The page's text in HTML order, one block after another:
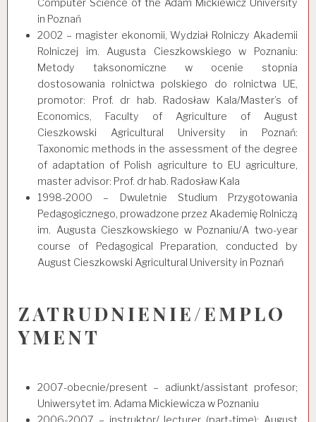
Computer Science of the Adam Mickiewicz University
in Poznań
2002 – magister ekonomii, Wydział Rolniczy Akademii
Rolniczej im. Augusta Cieszkowskiego w Poznaniu:
Metody taksonomiczne w ocenie stopnia
dostosowania rolnictwa polskiego do rolnictwa UE,
promotor: Prof. dr hab. Radosław Kala/Master’s of
Economics, Faculty of Agriculture of August
Cieszkowski Agricultural University in Poznań:
Taxonomic methods in the assessment of the degree
of adaptation of Polish agriculture to EU agriculture,
master advisor: Prof. dr hab. Radosław Kala
1998-2000 – Dwuletnie Studium Przygotowania
Pedagogicznego, prowadzone przez Akademię Rolniczą
im. Augusta Cieszkowskiego w Poznaniu/A two-year
course of Pedagogical Preparation, conducted by
August Cieszkowski Agricultural University in Poznań
ZATRUDNIENIE/EMPLO
YMENT
2007-obecnie/present – adiunkt/assistant profesor;
Uniwersytet im. Adama Mickiewicza w Poznaniu